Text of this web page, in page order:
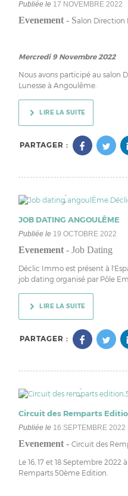
Publiée le 17 NOVEMBRE 2022
Evenement- Salon Direction
Mercredi 9 Novembre 2022
Nous avons participé au salon
Lunesse à Angoulême.
LIRE LA SUITE
PARTAGER :
JOB DATING ANGOULÊME
Publiée le 19 OCTOBRE 2022
Evenement-Job Dating
Déclic Immo est présent à
job dating organisé par Pôle
LIRE LA SUITE
PARTAGER :
Circuit des Remparts
Publiée le 16 SEPTEMBRE 2022
Evenement-Circuit des
Le 16, 17 et 18 Septembre
Remparts 50ème Edition.